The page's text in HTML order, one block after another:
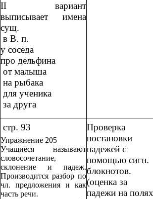
II вариант
выписывает имена
сущ.
в В. п.
у соседа
про дельфина
от малыша
на рыбака
для ученика
за друга
стр. 93
Упражнение 205
Учащиеся называют
словосочетание,
склонение и падеж.
Производится разбор по
чл. предложения и как
часть речи.
Проверка
постановки
падежей с
помощью сигн.
блокнотов.
(оценка за
падежи на